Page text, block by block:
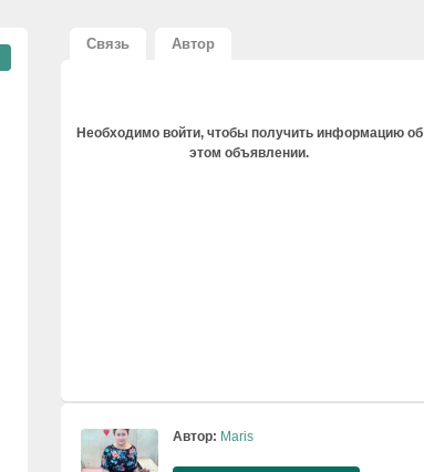
Связь Автор
Необходимо войти, чтобы получить информацию об
этом объявлении.
Автор: Maris